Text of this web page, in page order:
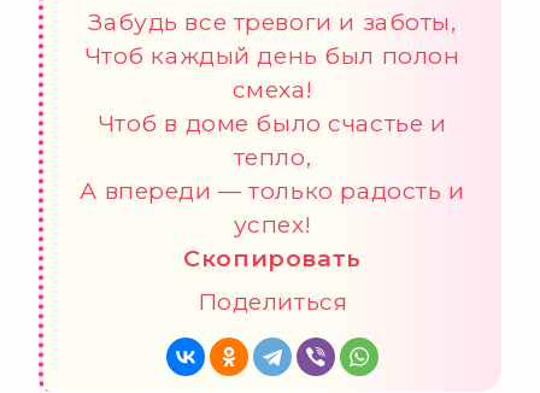
Забудь все тревоги и заботы,
Чтоб каждый день был полон
смеха!
Чтоб в доме было счастье и
тепло,
А впереди — только радость и
успех!
Скопировать
Поделиться